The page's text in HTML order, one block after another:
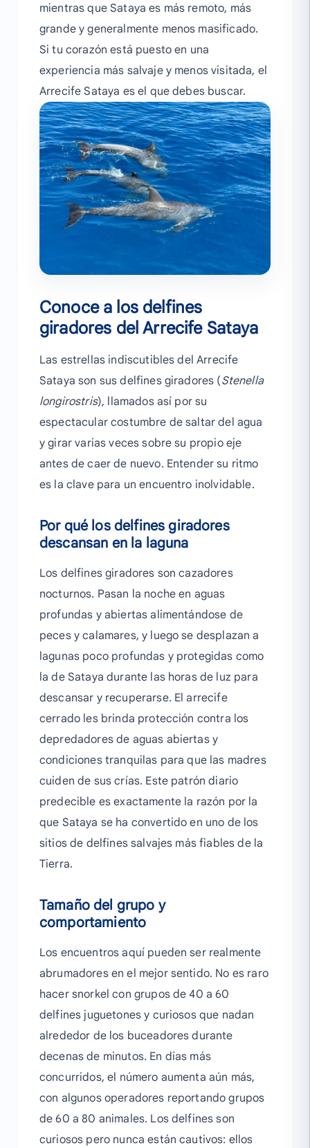
mientras que Sataya es más remoto, más
grande y generalmente menos masificado.
Si tu corazón está puesto en una
experiencia más salvaje y menos visitada, el
Arrecife Sataya es el que debes buscar.
Conoce a los delfines
giradores del Arrecife Sataya
Las estrellas indiscutibles del Arrecife
Sataya son sus delfines giradores (Stenella
longirostris), llamados así por su
espectacular costumbre de saltar del agua
y girar varias veces sobre su propio eje
antes de caer de nuevo. Entender su ritmo
es la clave para un encuentro inolvidable.
Por qué los delfines giradores
descansan en la laguna
Los delfines giradores son cazadores
nocturnos. Pasan la noche en aguas
profundas y abiertas alimentándose de
peces y calamares, y luego se desplazan a
lagunas poco profundas y protegidas como
la de Sataya durante las horas de luz para
descansar y recuperarse. El arrecife
cerrado les brinda protección contra los
depredadores de aguas abiertas y
condiciones tranquilas para que las madres
cuiden de sus crías. Este patrón diario
predecible es exactamente la razón por la
que Sataya se ha convertido en uno de los
sitios de delfines salvajes más fiables de la
Tierra.
Tamaño del grupo y
comportamiento
Los encuentros aquí pueden ser realmente
abrumadores en el mejor sentido. No es raro
hacer snorkel con grupos de 40 a 60
delfines juguetones y curiosos que nadan
alrededor de los buceadores durante
decenas de minutos. En días más
concurridos, el número aumenta aún más,
con algunos operadores reportando grupos
de 60 a 80 animales. Los delfines son
curiosos pero nunca están cautivos: ellos